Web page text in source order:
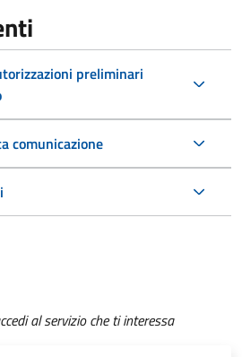
preliminari
comunicazione
al servizio che ti interessa